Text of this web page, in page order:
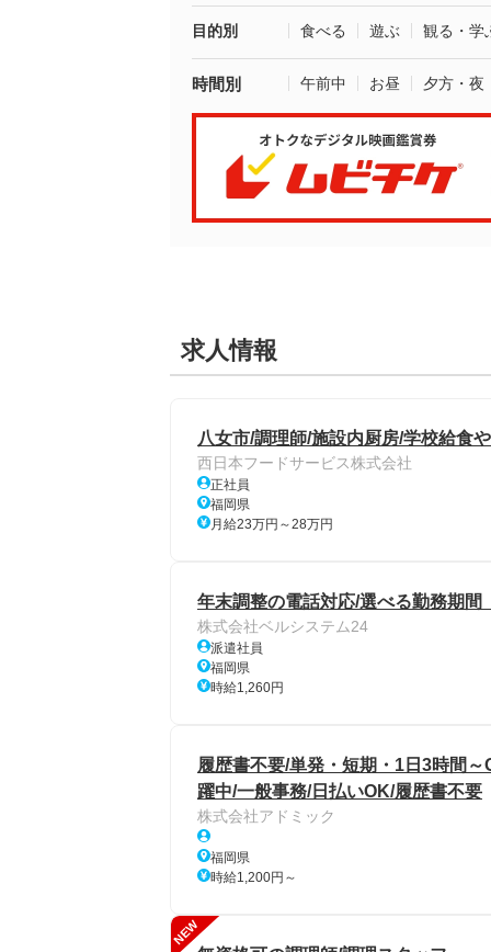
目的別 食べる 遊ぶ 観る・学
時間別 午前中 お昼 夕方・夜
求人情報
八女市/調理師/施設内厨房/学校給食
西日本フードサービス株式会社
正社員
福岡県
月給23万円～28万円
年末調整の電話対応/選べる勤務期間
株式会社ベルシステム24
派遣社員
福岡県
時給1,260円
履歴書不要/単発・短期・1日3時間
躍中/一般事務/日払いOK/履歴書不要
株式会社アドミック
福岡県
時給1,200円～
NEW